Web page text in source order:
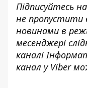
Підписуйтесь
не пропустити
новинами в
месенджері
каналі
канал у Viber